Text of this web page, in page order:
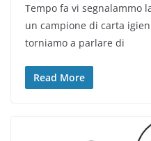
Tempo fa vi segnalammo
un campione di carta
torniamo a parlare di
Read More